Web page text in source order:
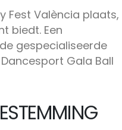
Fest València plaats,
biedt. Een
gespecialiseerde
Gala Ball